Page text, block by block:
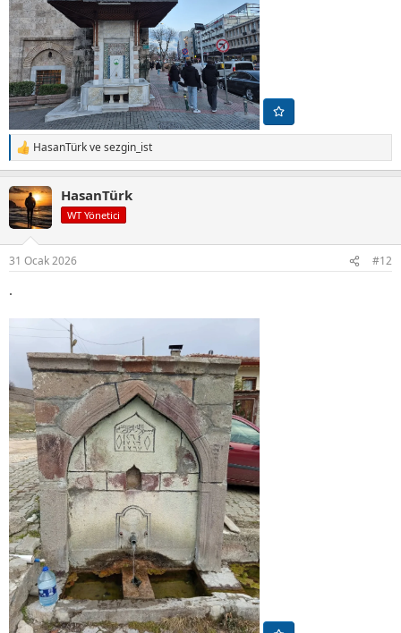
T
e
k
i
l
HasanTürkvesezgin_ist
HasanTürk
WT Yönetici
31 Ocak 2026 #12
.